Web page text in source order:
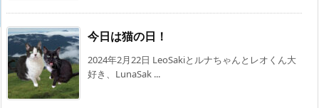
今日は猫の日！
2024年2月22日 LeoSakiとルナちゃんとレオくん大
好き、LunaSak ...